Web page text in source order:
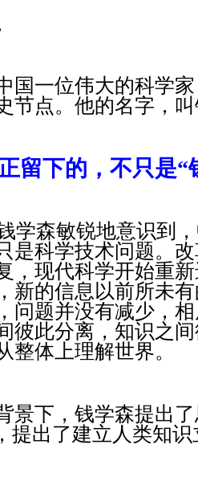
国一位伟大的科学
节点。他的名字，
留下的，不只是“
学森敏锐地意识到
是科学技术问题。
，现代科学开始重
新的信息以前所未
问题并没有减少，
彼此分离，知识之
整体上理解世界。
景下，钱学森提出
提出了建立人类知